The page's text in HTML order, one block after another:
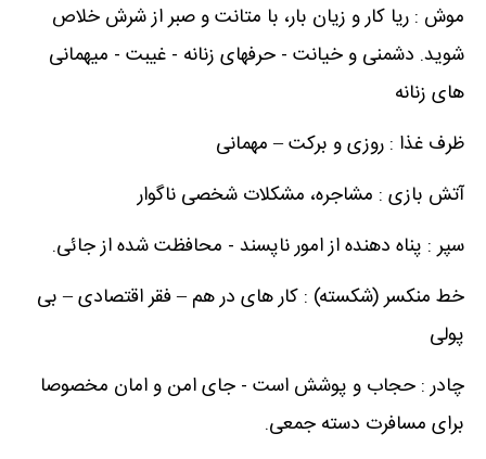
موش : ریا کار و زیان بار، با متانت و صبر از شرش خلاص
شوید. دشمنی و خیانت - حرفهای زنانه - غیبت - میهمانی
های زنانه
ظرف غذا : روزی و برکت – مهمانی
آتش بازی : مشاجره، مشکلات شخصی ناگوار
سپر : پناه دهنده از امور ناپسند - محافظت شده از جائی.
خط منکسر (شکسته) : کار های در هم – فقر اقتصادی – بی
پولی
چادر : حجاب و پوشش است - جای امن و امان مخصوصا
برای مسافرت دسته جمعی.